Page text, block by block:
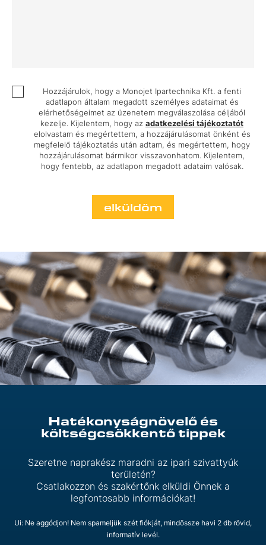
Hozzájárulok, hogy a Monojet Ipartechnika Kft. a fenti
adatlapon általam megadott személyes adataimat és
elérhetőségeimet az üzenetem megválaszolása céljából
kezelje. Kijelentem, hogy az adatkezelési tájékoztatót
elolvastam és megértettem, a hozzájárulásomat önként és
megfelelő tájékoztatás után adtam, és megértettem, hogy
hozzájárulásomat bármikor visszavonhatom. Kijelentem,
hogy fentebb, az adatlapon megadott adataim valósak.
elküldöm
Hatékonyságnövelő és
költségcsökkentő tippek
Szeretne naprakész maradni az ipari szivattyúk
területén?
Csatlakozzon és szakértőnk elküldi Önnek a
legfontosabb információkat!
Ui: Ne aggódjon! Nem spameljük szét fiókját, mindössze havi 2 db rövid,
informatív levél.